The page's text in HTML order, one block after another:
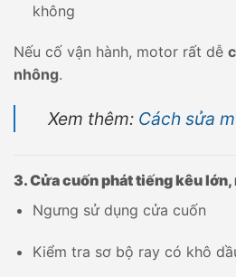
không
Nếu cố vận hành, motor rất dễ
nhông.
Xem thêm: Cách sửa
3. Cửa cuốn phát tiếng kêu
Ngưng sử dụng cửa cuốn
Kiểm tra sơ bộ ray có khô